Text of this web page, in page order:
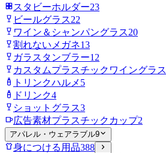
スタビーホルダー23
ビールグラス22
ワイン＆シャンパングラス20
割れないメガネ13
ガラスタンブラー12
カスタムプラスチックワイングラス
トリンクハルメ 5
ドリンク4
ショットグラス3
広告素材プラスチックカップ2
アパレル・ウェアラブル9
身につける用品388